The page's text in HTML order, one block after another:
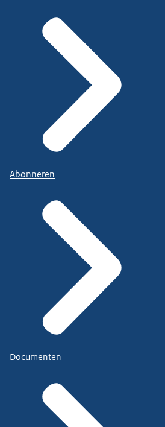
Abonneren
Documenten